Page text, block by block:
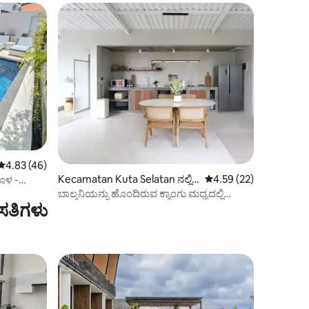
ರಲ್ಲಿ 4.83 ಸರಾಸರಿ ರೇಟಿಂಗ್, 46 ವಿಮರ್ಶೆಗಳು
4.83 (46)
-
Kecamatan Kuta Selatan ನಲ್ಲಿ
ಲಾಫ್ಟ್
5 ರಲ್ಲಿ 4.59 ಸರಾಸರಿ
4.59 (22)
ಬಾಲ್ಕನಿಯನ್ನು ಹೊಂದಿರುವ ಕ್ಯಾಂಗು ಮಧ್ಯದಲ್ಲಿ